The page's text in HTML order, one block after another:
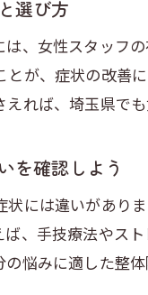
口
自
選び方
、女性スタッフ
が、症状の改善
れば、埼玉県で
を確認しよう
には違いがあり
、手技療法やス
悩みに適した整体